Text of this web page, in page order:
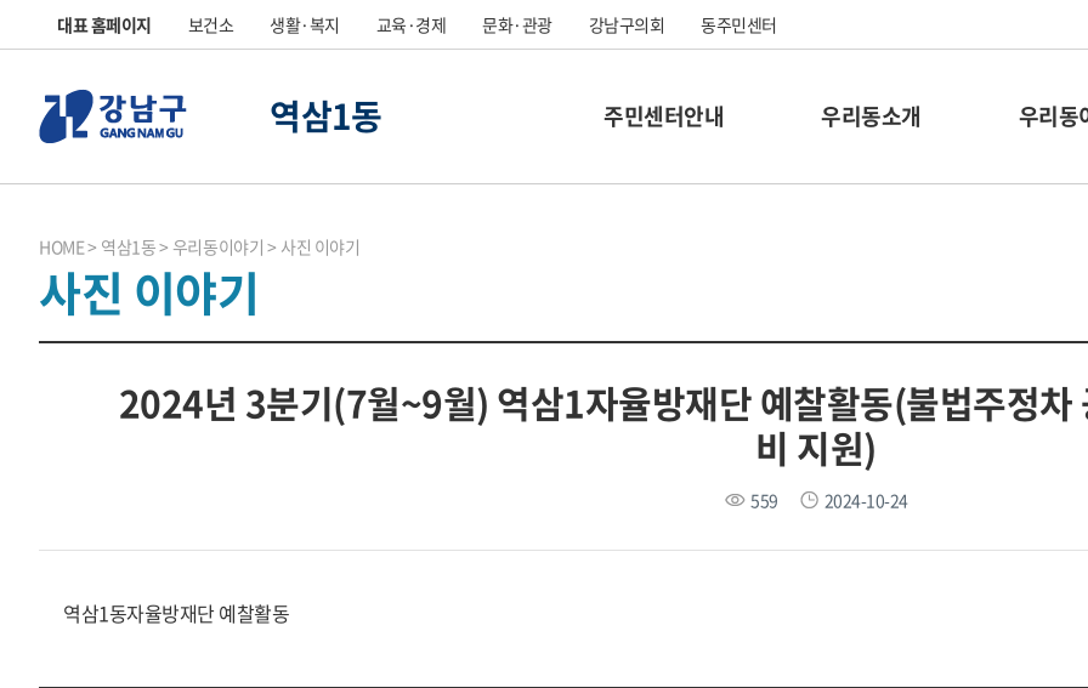
대표 홈페이지 보건소 생활·복지 교육·경제 문화·관광 강남구의회 동주민센터
역삼1동 주민센터안내 우리동소개 우리동
HOME 역삼1동 우리동이야기 사진 이야기
사진 이야기
2024년 3분기(7월~9월) 역삼1자율방재단 예찰활동(불법주정차
비 지원)
559 2024-10-24
역삼1동자율방재단 예찰활동